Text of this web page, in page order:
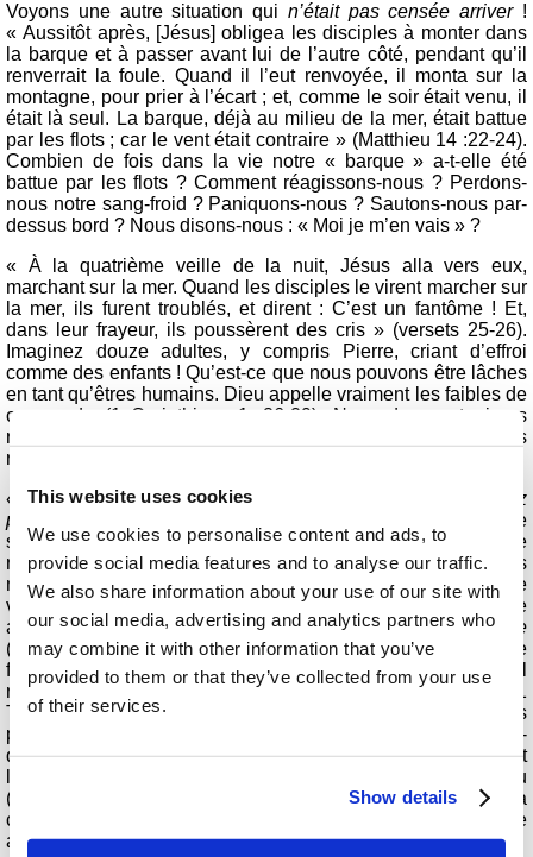
This website uses cookies
We use cookies to personalise content and ads, to
provide social media features and to analyse our traffic.
We also share information about your use of our site with
our social media, advertising and analytics partners who
may combine it with other information that you’ve
provided to them or that they’ve collected from your use
of their services.
Show details
Voyons une autre situation qui n’était pas censée arriver!
« Aussitôt après, [Jésus] obligea les disciples à monter dans
la barque et à passer avant lui de l’autre côté, pendant qu’il
renverrait la foule. Quand il l’eut renvoyée, il monta sur la
montagne, pour prier à l’écart ; et, comme le soir était venu, il
était là seul. La barque, déjà au milieu de la mer, était battue
par les flots ; car le vent était contraire » (Matthieu 14 :22-24).
Combien de fois dans la vie notre « barque » a-t-elle été
battue par les flots ? Comment réagissons-nous ? Perdons-
nous notre sang-froid ? Paniquons-nous ? Sautons-nous par-
dessus bord ? Nous disons-nous : « Moi je m’en vais » ?
« À la quatrième veille de la nuit, Jésus alla vers eux,
marchant sur la mer. Quand les disciples le virent marcher sur
la mer, ils furent troublés, et dirent : C’est un fantôme ! Et,
dans leur frayeur, ils poussèrent des cris » (versets 25-26).
Imaginez douze adultes, y compris Pierre, criant d’effroi
comme des enfants ! Qu’est-ce que nous pouvons être lâches
en tant qu’êtres humains. Dieu appelle vraiment les faibles de
ce monde (1 Corinthiens 1 :26-29). Nous devons toujours
reconnaître la part de Dieu dans nos forces, nos talents et nos
réalisations.
« Jésus leur dit aussitôt :Rassurez-vous
n’ayez
pas peur
! » (Matthieu 14 :27). Quel conseil donner dans une
situation de vie ou de mort ? Jésus dit à Ses disciples d’être
rassurés et confiants. Le monde est rempli de gens
malheureux qui trouvent la vie ennuyeuse. Mais Jésus ne
veut pas que nous vivions ainsi. Il est venu apporter une vie
abondante (Jean 10 :10). La joie de l’Éternel est notreforce
(Néhémie 8 :10). Dieu veut que nous soyons joyeux. La joie
fait partie du fruit du Saint-Esprit (Galates 5 :22). L’apôtre Paul
rappela aussi que nous devons
nous réjouir (1
Thessaloniciens 5 :16). Dieu ne veut pas que nous soyons
peureux, même en Sa présence sainte, parfaite et juste. Par-
dessus tout, Dieu est amour (1 Jean 4 :8, 16). Les lâches et
les peureux n’entreront pas dans le Royaume de Dieu
(Apocalypse 21 :8). Nous devons remplacer notre peur par la
crainte de l’Éternel, qui consiste à avoir une vénération, une
admiration et un profond respect pour Dieu.